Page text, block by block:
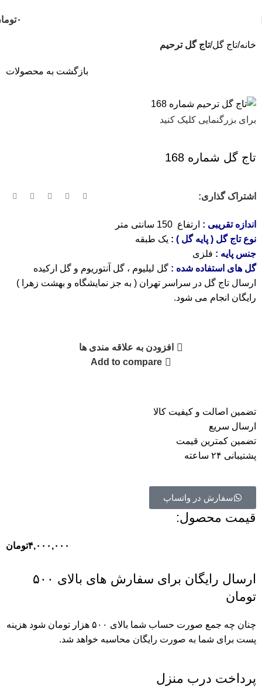
۰
خانه تاج گل تاج گل ترحیم
بازگشت به محصولات
برای بزرگنمایی کلیک کنید
تاج گل شماره 168
اشتراک گذاری:
اندازه تقریبی : ارتفاع 150 سانتی متر
نوع تاج گل ( پایه گل ) : یک طبقه
جنس پایه : فلزی
گل های استفاده شده : گل لیلیوم ، گل آنتوریوم و گل ارکیده
ارسال تاج گل در سراسر تهران ( به جز نمایشگاه و بهشت زهرا )
رایگان انجام می شود.
افزودن به علاقه مندی ها
Add to compare
تضمین اصالت و کیفیت کالا
ارسال سریع
تضمین کمترین قیمت
پشتیبانی ۲۴ ساعته
سفارش در واتساپ
قیمت محصول:​
۴,۰۰۰,۰۰۰تومان
ارسال رایگان برای سفارش های بالای ۵۰۰
تومان
چنان چه جمع صورت حساب شما بالای ۵۰۰ هزار تومان شود هزینه
پست برای شما به صورت رایگان محاسبه خواهد شد.
پرداخت درب منزل